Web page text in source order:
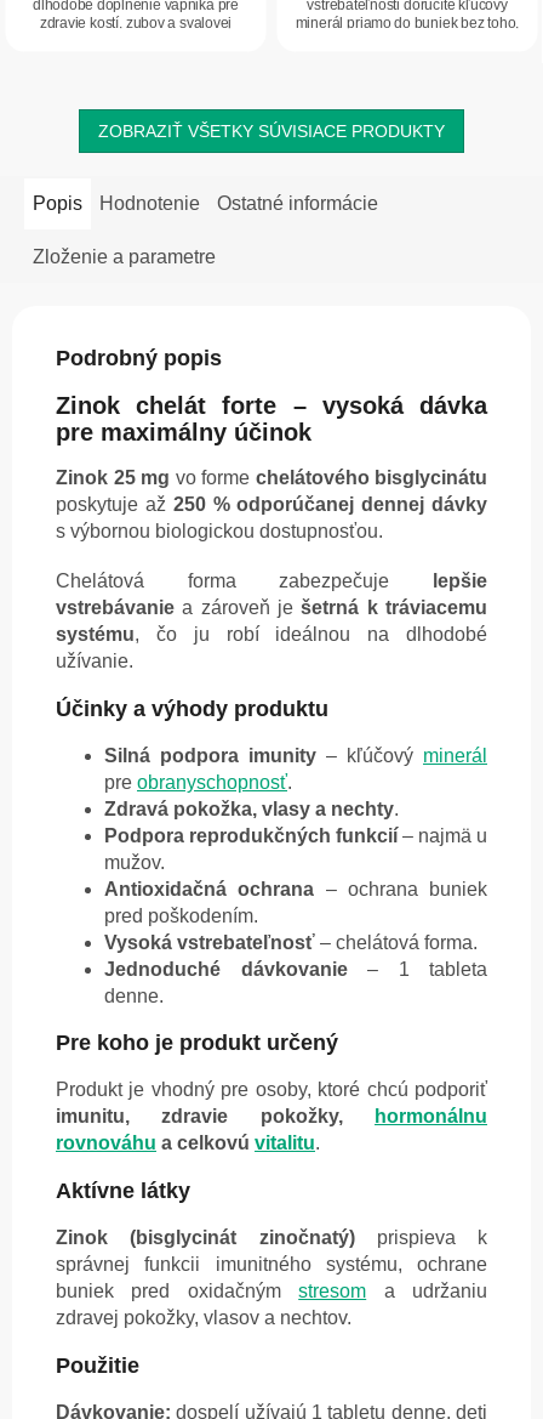
dlhodobé doplnenie vápnika pre
zdravie kostí, zubov a svalovej
vstrebateľnosti doručíte kľúčový
minerál priamo do buniek bez toho,
ZOBRAZIŤ VŠETKY SÚVISIACE PRODUKTY
Popis Hodnotenie Ostatné informácie
Zloženie a parametre
Podrobný popis
Zinok chelát forte – vysoká dávka
pre maximálny účinok
Zinok 25 mg vo forme chelátového bisglycinátu
poskytuje až 250 % odporúčanej dennej dávky
s výbornou biologickou dostupnosťou.
Chelátová forma zabezpečuje
lepšie
vstrebávanie a zároveň ješetrná k tráviacemu
systému, čo ju robí ideálnou na dlhodobé
užívanie.
Účinky a výhody produktu
Silná podpora imunity – kľúčový minerál
pre obranyschopnosť.
Zdravá pokožka, vlasy a nechty.
Podpora reprodukčných funkcií – najmä u
mužov.
Antioxidačná ochrana – ochrana buniek
pred poškodením.
Vysoká vstrebateľnosť – chelátová forma.
Jednoduché dávkovanie– 1 tableta
denne.
Pre koho je produkt určený
Produkt je vhodný pre osoby, ktoré chcú podporiť
imunitu, zdravie pokožky,
hormonálnu
rovnováhu a celkovú vitalitu.
Aktívne látky
Zinok (bisglycinát zinočnatý)prispieva k
správnej funkcii imunitného systému, ochrane
buniek pred oxidačnýmstresom a udržaniu
zdravej pokožky, vlasov a nechtov.
Použitie
Dávkovanie: dospelí užívajú 1 tabletu denne, deti